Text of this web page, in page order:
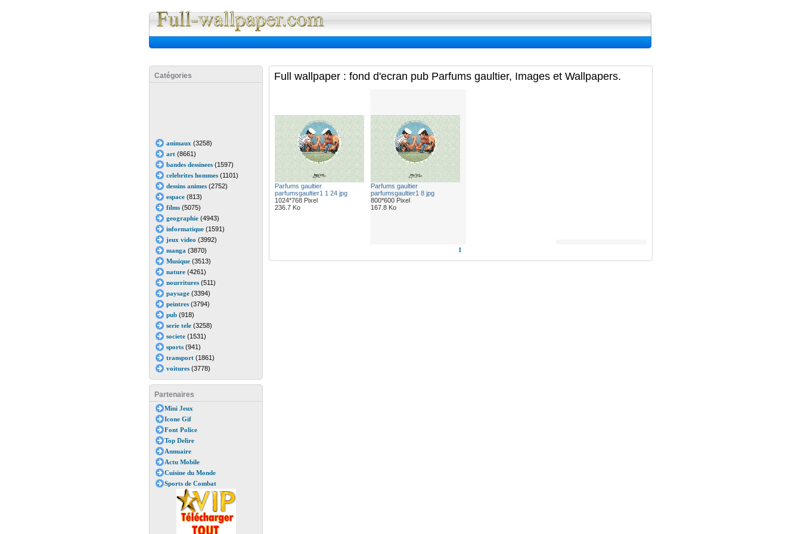
Catégories
animaux (3258)
art(8661)
bandes dessinees(1597)
celebrites hommes(1101)
dessins animes(2752)
espace(813)
films(5075)
geographie(4943)
informatique(1591)
jeux video (3992)
manga (3870)
Musique(3513)
nature(4261)
nourritures(511)
paysage(3394)
peintres(3794)
pub(918)
serie tele(3258)
societe(1531)
sports(941)
transport(1861)
voitures(3778)
Partenaires
Mini Jeux
Icone Gif
Font Police
Top Delire
Annuaire
Actu Mobile
Cuisine du Monde
Sports de Combat
Full wallpaper : fond d'ecran pub Parfums gaultier, Images et Wallpapers.
Parfums gaultier
parfumsgaultier1 1 24 jpg
1024*768 Pixel
236.7 Ko
Parfums gaultier
parfumsgaultier1 8 jpg
800*600 Pixel
167.8 Ko
1